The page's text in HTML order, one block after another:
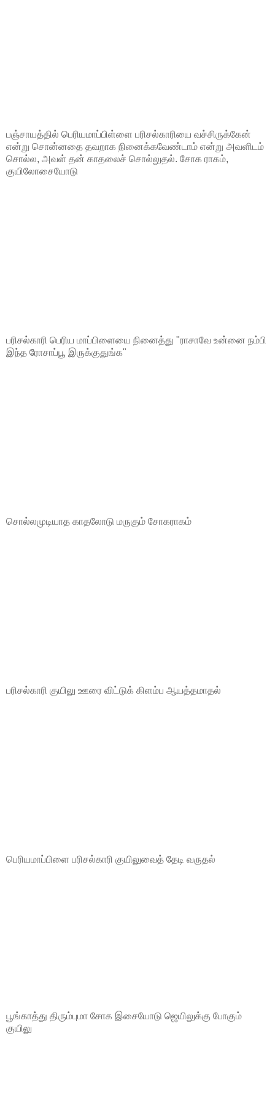
பஞ்சாயத்தில் பெரியமாப்பிள்ளை பரிசல்காரியை வச்சிருக்கேன்
என்று சொன்னதை தவறாக நினைக்கவேண்டாம் என்று அவளிடம்
சொல்ல, அவள் தன் காதலைச் சொல்லுதல். சோக ராகம்,
குயிலோசையோடு
பரிசல்காரி பெரிய மாப்பிளையை நினைத்து "ராசாவே உன்னை நம்பி
இந்த ரோசாப்பூ இருக்குதுங்க"
சொல்லமுடியாத காதலோடு மருகும் சோகராகம்
பரிசல்காரி குயிலு ஊரை விட்டுக் கிளம்ப ஆயத்தமாதல்
பெரியமாப்பிளை பரிசல்காரி குயிலுவைத் தேடி வருதல்
பூங்காத்து திரும்புமா சோக இசையோடு ஜெயிலுக்கு போகும்
குயிலு